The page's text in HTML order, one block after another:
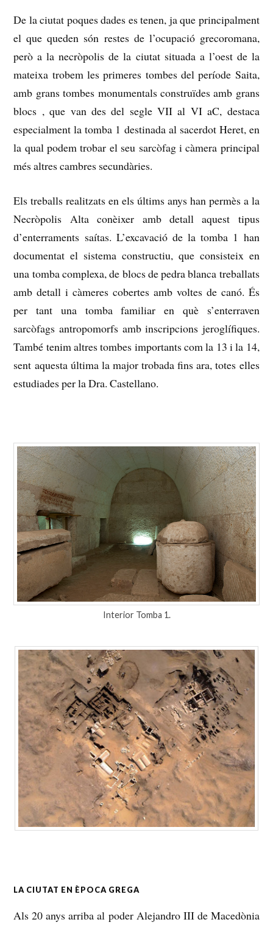
De la ciutat poques dades es tenen, ja que principalment
el que queden són restes de l’ocupació grecoromana,
però a la necròpolis de la ciutat situada a l’oest de la
mateixa trobem les primeres tombes del període Saita,
amb grans tombes monumentals construïdes amb grans
blocs , que van des del segle VII al VI aC, destaca
especialment la tomba 1 destinada al sacerdot Heret, en
la qual podem trobar el seu sarcòfag i càmera principal
més altres cambres secundàries.
Els treballs realitzats en els últims anys han permès a la
Necròpolis Alta conèixer amb detall aquest tipus
d’enterraments saítas. L’excavació de la tomba 1 han
documentat el sistema constructiu, que consisteix en
una tomba complexa, de blocs de pedra blanca treballats
amb detall i càmeres cobertes amb voltes de canó. És
per tant una tomba familiar en què s’enterraven
sarcòfags antropomorfs amb inscripcions jeroglífiques.
També tenim altres tombes importants com la 13 i la 14,
sent aquesta última la major trobada fins ara, totes elles
estudiades per la Dra. Castellano.
Interior Tomba 1.
LA CIUTAT EN ÈPOCA GREGA
Als 20 anys arriba al poder Alejandro III de Macedònia